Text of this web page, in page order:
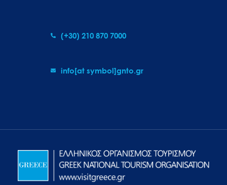
(+30) 210 870 7000
info[at symbol]gnto.gr